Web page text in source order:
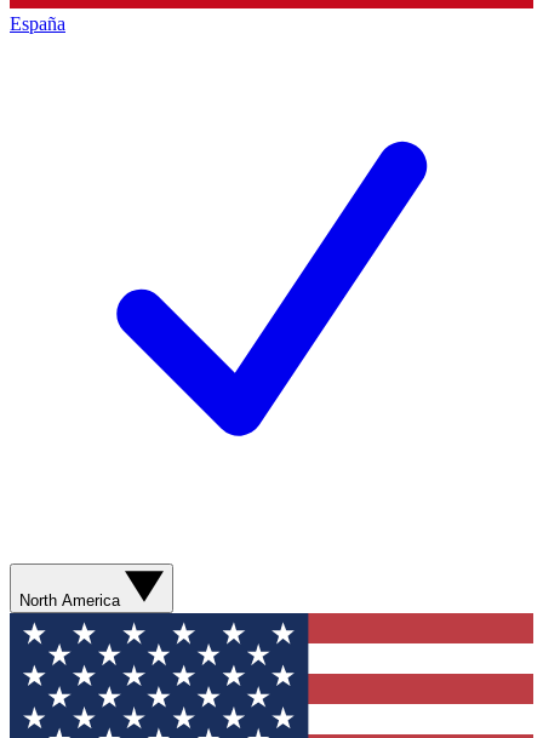
España
North America